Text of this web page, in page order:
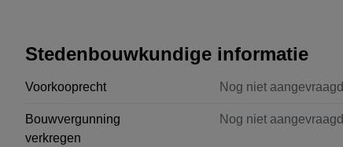
Stedenbouwkundige informatie
Voorkooprecht Nog niet aangevraagd
Bouwvergunning
verkregen
Nog niet aangevraagd